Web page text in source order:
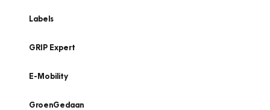
Labels
GRIP Expert
E-Mobility
GroenGedaan